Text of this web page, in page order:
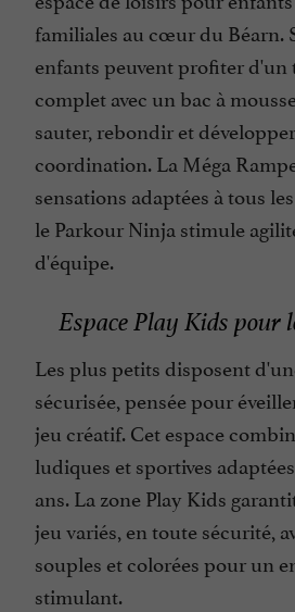
familiales au cœur du Béarn.
enfants peuvent profiter
complet avec un bac à
sauter, rebondir et
coordination. La Méga
sensations adaptées à tous
le Parkour Ninja stimule
d'équipe.
Espace Play Kids pour
Les plus petits disposent
sécurisée, pensée pour
jeu créatif. Cet espace
ludiques et sportives
ans. La zone Play Kids
jeu variés, en toute sécurité,
souples et colorées pour un
stimulant.